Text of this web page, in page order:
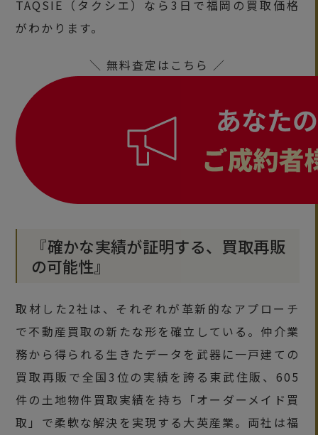
TAQSIE（タクシエ）なら3日で福岡の買取価格
がわかります。
＼ 無料査定はこちら ／
『確かな実績が証明する、買取再販
の可能性』
取材した2社は、それぞれが革新的なアプローチ
で不動産買取の新たな形を確立している。仲介業
務から得られる生きたデータを武器に一戸建ての
買取再販で全国3位の実績を誇る東武住販、605
件の土地物件買取実績を持ち「オーダーメイド買
取」で柔軟な解決を実現する大英産業。両社は福